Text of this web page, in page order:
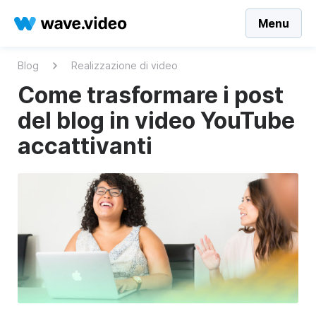
Menu
Blog Realizzazione di video
Come trasformare i post
del blog in video YouTube
accattivanti